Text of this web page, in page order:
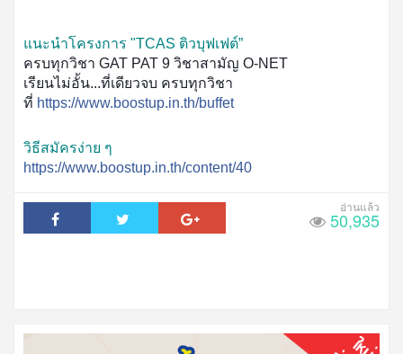
แนะนำโครงการ "TCAS ติวบุฟเฟต์”
ครบทุกวิชา GAT PAT 9 วิชาสามัญ O-NET
เรียนไม่อั้น...ที่เดียวจบ ครบทุกวิชา
ที่ https://www.boostup.in.th/buffet
วิธีสมัครง่าย ๆ
https://www.boostup.in.th/content/40
50,935